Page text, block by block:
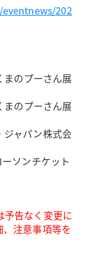
202
まのプーさん展
まのプーさん展
ジャパン株式会
ソンチケット
告なく変更に
注意事項等を